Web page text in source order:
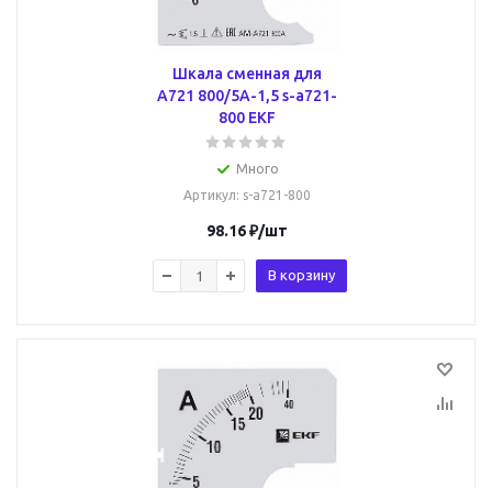
Шкала сменная для
A721 800/5А-1,5 s-a721-
800 EKF
Много
Артикул: s-a721-800
98.16₽/шт
В корзину